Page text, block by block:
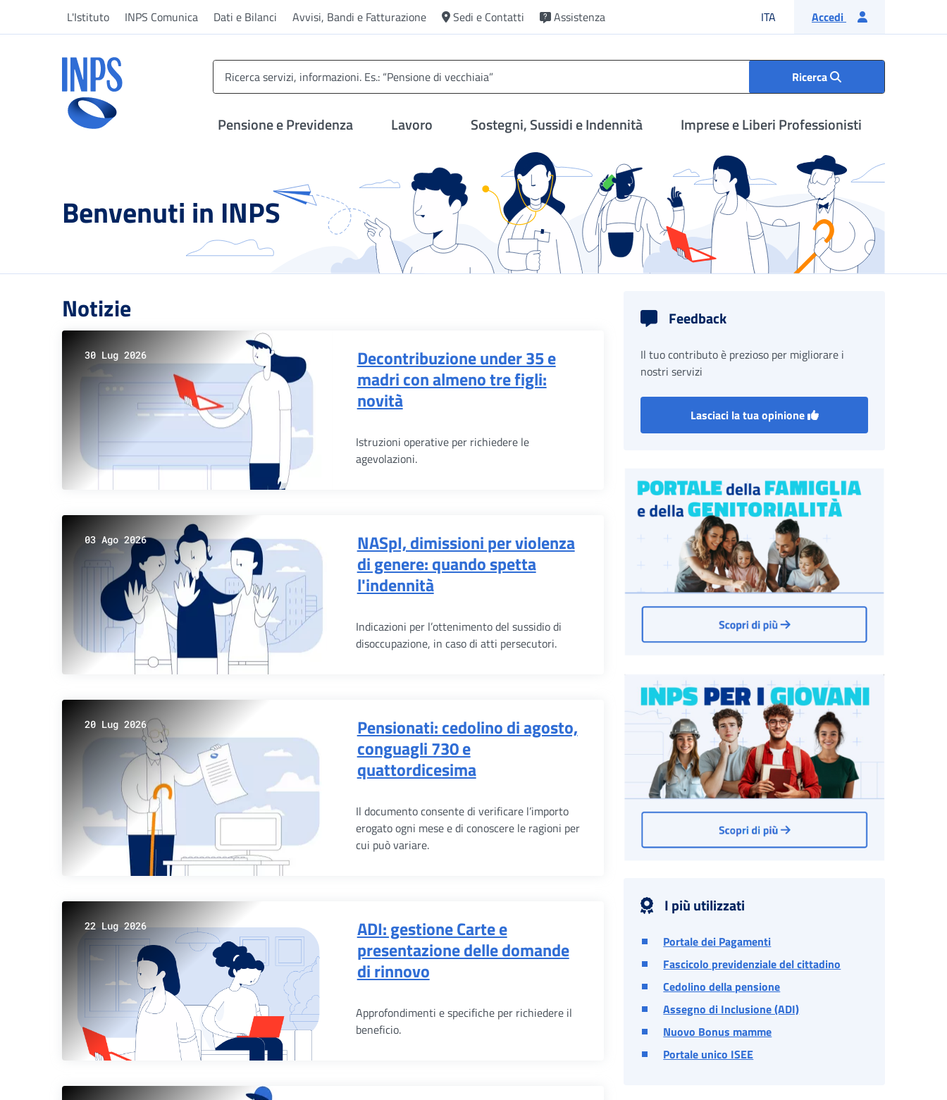
L'Istituto INPS Comunica Dati e Bilanci Avvisi, Bandi e Fatturazione Sedi e Contatti Assistenza ITA Lingua italiana
Accedi
Ricerca
Pensione e Previdenza Lavoro Sostegni, Sussidi e Indennità Imprese e Liberi Professionisti
Benvenuti in INPS
Notizie
30 Lug 2026
Decontribuzione under 35 e
madri con almeno tre figli:
novità
Istruzioni operative per richiedere le
agevolazioni.
03 Ago 2026
NASpI, dimissioni per violenza
di genere: quando spetta
l'indennità
Indicazioni per l’ottenimento del sussidio di
disoccupazione, in caso di atti persecutori.
20 Lug 2026
Pensionati: cedolino di agosto,
conguagli 730 e
quattordicesima
Il documento consente di verificare l’importo
erogato ogni mese e di conoscere le ragioni per
cui può variare.
22 Lug 2026
ADI: gestione Carte e
presentazione delle domande
di rinnovo
Approfondimenti e specifiche per richiedere il
beneficio.
Feedback
Il tuo contributo è prezioso per migliorare i
nostri servizi
Lasciaci la tua opinione
I più utilizzati
Portale dei Pagamenti
Fascicolo previdenziale del cittadino
Cedolino della pensione
Assegno di Inclusione (ADI)
Nuovo Bonus mamme
Portale unico ISEE